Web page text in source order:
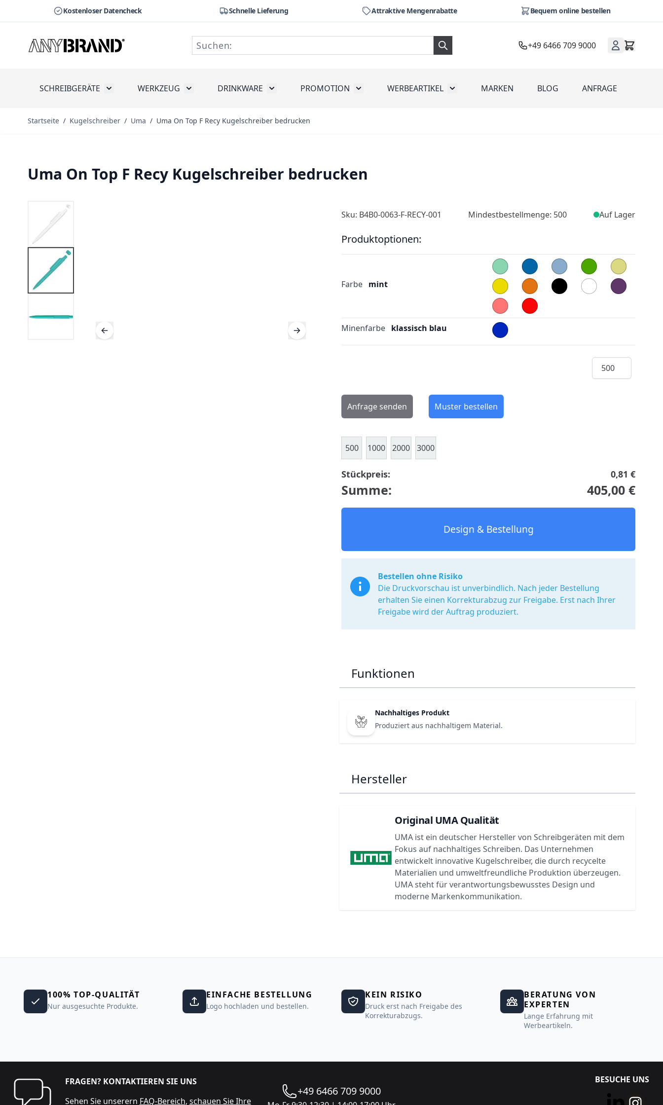
Kostenloser Datencheck Schnelle Lieferung Attraktive Mengenrabatte Bequem online bestellen
+49 6466 709 9000
SCHREIBGERÄTE Toggle submenu for Schreibgeräte
WERKZEUG Toggle submenu for Werkzeug
DRINKWARE Toggle submenu for Drinkware
PROMOTION Toggle submenu for Promotion
WERBEARTIKEL Toggle submenu for Werbeartikel
MARKEN BLOG ANFRAGE
Startseite / Kugelschreiber / Uma / Uma On Top F Recy Kugelschreiber bedrucken
Uma On Top F Recy Kugelschreiber bedrucken
Sku: B4B0-0063-F-RECY-001 Mindestbestellmenge: 500 Auf Lager
Produktoptionen:
Farbe mint
Minenfarbe klassisch blau
Menge
Anfrage senden Muster bestellen
500 1000 2000 3000
Stückpreis: 0,81 €
Summe: 405,00 €
Design & Bestellung
Bestellen ohne Risiko
Die Druckvorschau ist unverbindlich. Nach jeder Bestellung
erhalten Sie einen Korrekturabzug zur Freigabe. Erst nach Ihrer
Freigabe wird der Auftrag produziert.
Funktionen
Nachhaltiges Produkt
Produziert aus nachhaltigem Material.
Hersteller
Original UMA Qualität
UMA ist ein deutscher Hersteller von Schreibgeräten mit dem
Fokus auf nachhaltiges Schreiben. Das Unternehmen
entwickelt innovative Kugelschreiber, die durch recycelte
Materialien und umweltfreundliche Produktion überzeugen.
UMA steht für verantwortungsbewusstes Design und
moderne Markenkommunikation.
100% TOP-QUALITÄT
Nur ausgesuchte Produkte.
EINFACHE BESTELLUNG
Logo hochladen und bestellen.
KEIN RISIKO
Druck erst nach Freigabe des
Korrekturabzugs.
BERATUNG VON
EXPERTEN
Lange Erfahrung mit
Werbeartikeln.
FRAGEN? KONTAKTIEREN SIE UNS
Sehen Sie unserern FAQ-Bereich, schauen Sie Ihre
+49 6466 709 9000
BESUCHE UNS